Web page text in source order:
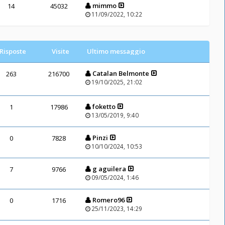
14 45032 mimmo
11/09/2022, 10:22
Risposte Visite Ultimo messaggio
263 216700 Catalan Belmonte
19/10/2025, 21:02
1 17986 foketto
13/05/2019, 9:40
0 7828 Pinzi
10/10/2024, 10:53
7 9766 g aguilera
09/05/2024, 1:46
0 1716 Romero96
25/11/2023, 14:29